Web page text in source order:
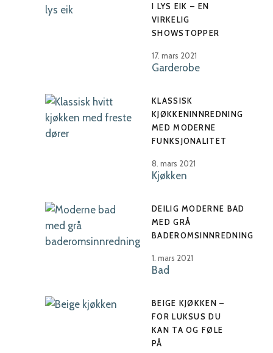
I LYS EIK – EN
VIRKELIG
SHOWSTOPPER
17. mars 2021
Garderobe
KLASSISK
KJØKKENINNREDNING
MED MODERNE
FUNKSJONALITET
8. mars 2021
Kjøkken
DEILIG MODERNE BAD
MED GRÅ
BADEROMSINNREDNING
1. mars 2021
Bad
BEIGE KJØKKEN –
FOR LUKSUS DU
KAN TA OG FØLE
PÅ